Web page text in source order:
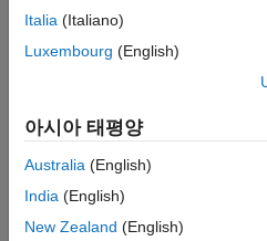
Italia (Italiano)
Luxembourg (English)
아시아 태평양
Australia (English)
India (English)
New Zealand (English)